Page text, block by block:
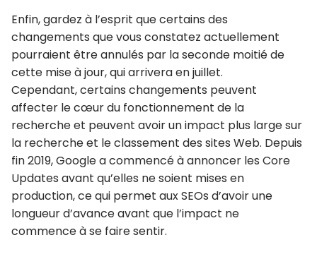
Enfin, gardez à l’esprit que certains des
changements que vous constatez actuellement
pourraient être annulés par la seconde moitié de
cette mise à jour, qui arrivera en juillet.
Cependant, certains changements peuvent
affecter le cœur du fonctionnement de la
recherche et peuvent avoir un impact plus large sur
la recherche et le classement des sites Web. Depuis
fin 2019, Google a commencé à annoncer les Core
Updates avant qu’elles ne soient mises en
production, ce qui permet aux SEOs d’avoir une
longueur d’avance avant que l’impact ne
commence à se faire sentir.